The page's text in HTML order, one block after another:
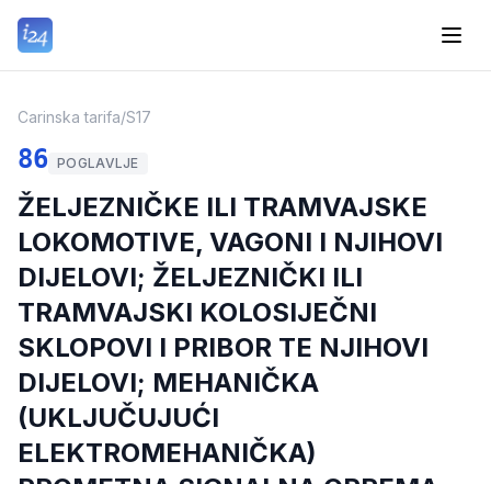
Carinska tarifa/S17
86 POGLAVLJE
ŽELJEZNIČKE ILI TRAMVAJSKE
LOKOMOTIVE, VAGONI I NJIHOVI
DIJELOVI; ŽELJEZNIČKI ILI
TRAMVAJSKI KOLOSIJEČNI
SKLOPOVI I PRIBOR TE NJIHOVI
DIJELOVI; MEHANIČKA
(UKLJUČUJUĆI
ELEKTROMEHANIČKA)